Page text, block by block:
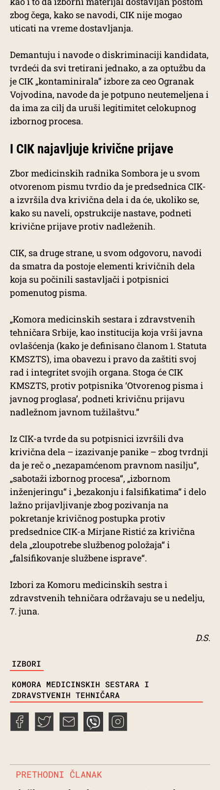
zbog čega, kako se navodi, CIK nije mogao
uticati na vreme dostavljanja.
Demantuju i navode o diskriminaciji kandidata,
tvrdeći da svi tretirani jednako, a za optužbu da
je CIK „kontaminirala” izbore za ceo Ogranak
Vojvodina, navode da je potpuno neutemeljena i
da ima za cilj da uruši legitimitet celokupnog
izbornog procesa.
I CIK najavljuje krivične prijave
Zbor medicinskih radnika Sombora je u svom
otvorenom pismu tvrdio da je predsednica CIK-
a izvršila dva krivična dela i da će, ukoliko se,
kako su naveli, opstrukcije nastave, podneti
krivične prijave protiv nadleženih.
CIK, sa druge strane, u svom odgovoru, navodi
da smatra da postoje elementi krivičnih dela
koja su počinili sastavljači i potpisnici
pomenutog pisma.
„Komora medicinskih sestara i zdravstvenih
tehničara Srbije, kao institucija koja vrši javna
ovlašćenja (kako je definisano članom 1. Statuta
KMSZTS), ima obavezu i pravo da zaštiti svoj
rad i integritet svojih organa. Stoga će CIK
KMSZTS, protiv potpisnika ‘Otvorenog pisma i
javnog proglasa’, podneti krivičnu prijavu
nadležnom javnom tužilaštvu.”
Iz CIK-a tvrde da su potpisnici izvršili dva
krivična dela – izazivanje panike – zbog tvrdnji
da je reč o „nezapamćenom pravnom nasilju“,
„sabotaži izbornog procesa“, „izbornom
inženjeringu“ i „bezakonju i falsifikatima“ i delo
lažno prijavljivanje zbog pozivanja na
pokretanje krivičnog postupka protiv
predsednice CIK-a Mirjane Ristić za krivična
dela „zloupotrebe službenog položaja“ i
„falsifikovanje službene isprave“.
Izbori za Komoru medicinskih sestra i
zdravstvenih tehničara održavaju se u nedelju,
7. juna.
D.S.
IZBORI
KOMORA MEDICINSKIH SESTARA I
ZDRAVSTVENIH TEHNIČARA
PRETHODNI ČLANAK